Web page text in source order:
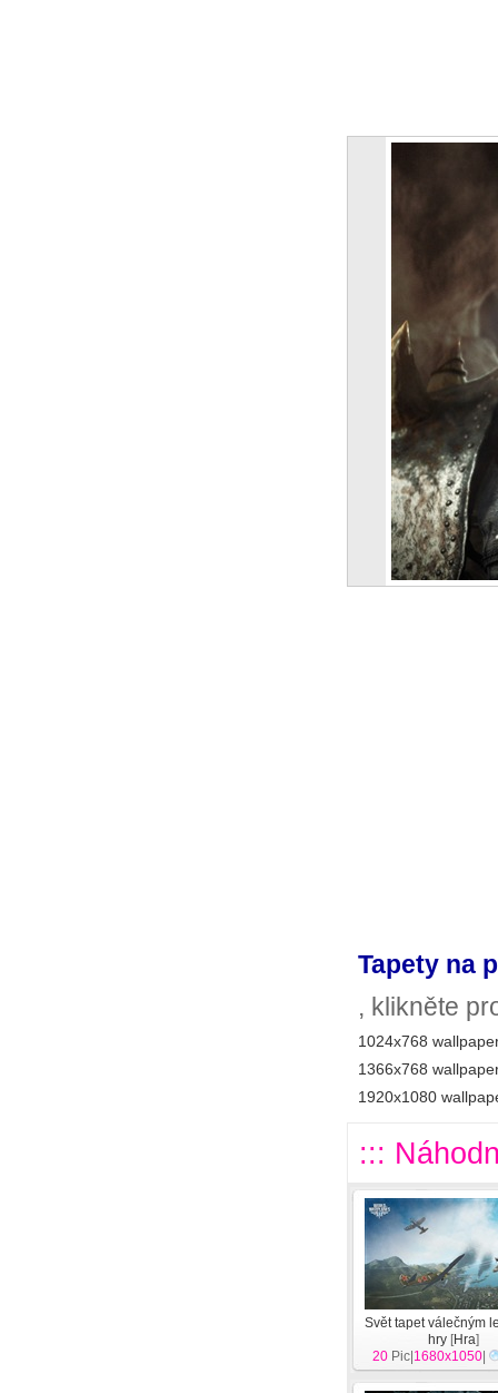
Tapety na
, klikněte
1024x768
1366x768
1920x1080
:::
Svět tapet válečným
hry [Hra]
20 Pic| 1680x1050